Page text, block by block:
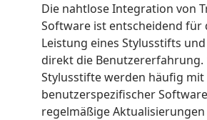
Die nahtlose Integration von
Software ist entscheidend für
Leistung eines Stylusstifts
direkt die Benutzererfahrung.
Stylusstifte werden häufig mit
benutzerspezifischer
regelmäßige